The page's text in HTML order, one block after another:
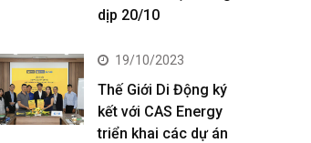
dịp 20/10
19/10/2023
Thế Giới Di Động ký
kết với CAS Energy
triển khai các dự án